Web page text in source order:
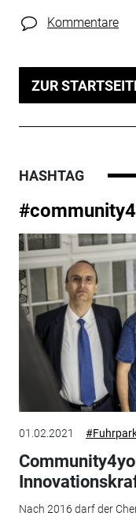
Kommentare
ZUR
HASHTAG
01.02.2021
Nach 2016 darf der